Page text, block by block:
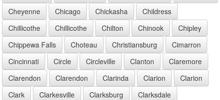
Cheyenne
Chicago Chickasha
Childress
Chillicothe
Chillicothe Chilton Chinook
Chipley
Chippewa Falls
Choteau Christiansburg
Cimarron
Cincinnati
Circle Circleville Clanton
Claremore
Clarendon
Clarendon Clarinda Clarion
Clarion
Clark
Clarkesville Clarksburg
Clarksdale